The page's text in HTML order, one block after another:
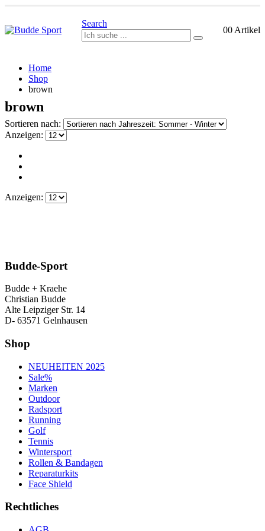
Search
00 Artikel
Home
Shop
brown
brown
Sortieren nach:
Anzeigen:
Anzeigen:
Budde-Sport
Budde + Kraehe
Christian Budde
Alte Leipziger Str. 14
D- 63571 Gelnhausen
Shop
NEUHEITEN 2025
Sale%
Marken
Outdoor
Radsport
Running
Golf
Tennis
Wintersport
Rollen & Bandagen
Reparaturkits
Face Shield
Rechtliches